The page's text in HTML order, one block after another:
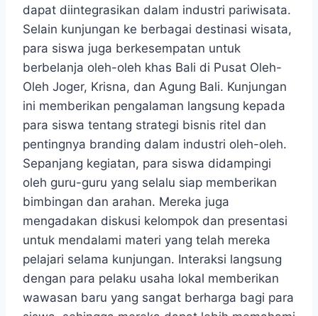
dapat diintegrasikan dalam industri pariwisata.
Selain kunjungan ke berbagai destinasi wisata,
para siswa juga berkesempatan untuk
berbelanja oleh-oleh khas Bali di Pusat Oleh-
Oleh Joger, Krisna, dan Agung Bali. Kunjungan
ini memberikan pengalaman langsung kepada
para siswa tentang strategi bisnis ritel dan
pentingnya branding dalam industri oleh-oleh.
Sepanjang kegiatan, para siswa didampingi
oleh guru-guru yang selalu siap memberikan
bimbingan dan arahan. Mereka juga
mengadakan diskusi kelompok dan presentasi
untuk mendalami materi yang telah mereka
pelajari selama kunjungan. Interaksi langsung
dengan para pelaku usaha lokal memberikan
wawasan baru yang sangat berharga bagi para